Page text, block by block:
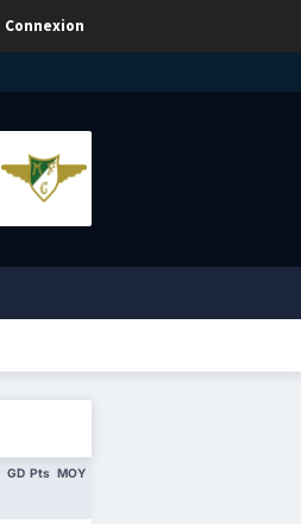
Connexion
GD Pts MOY